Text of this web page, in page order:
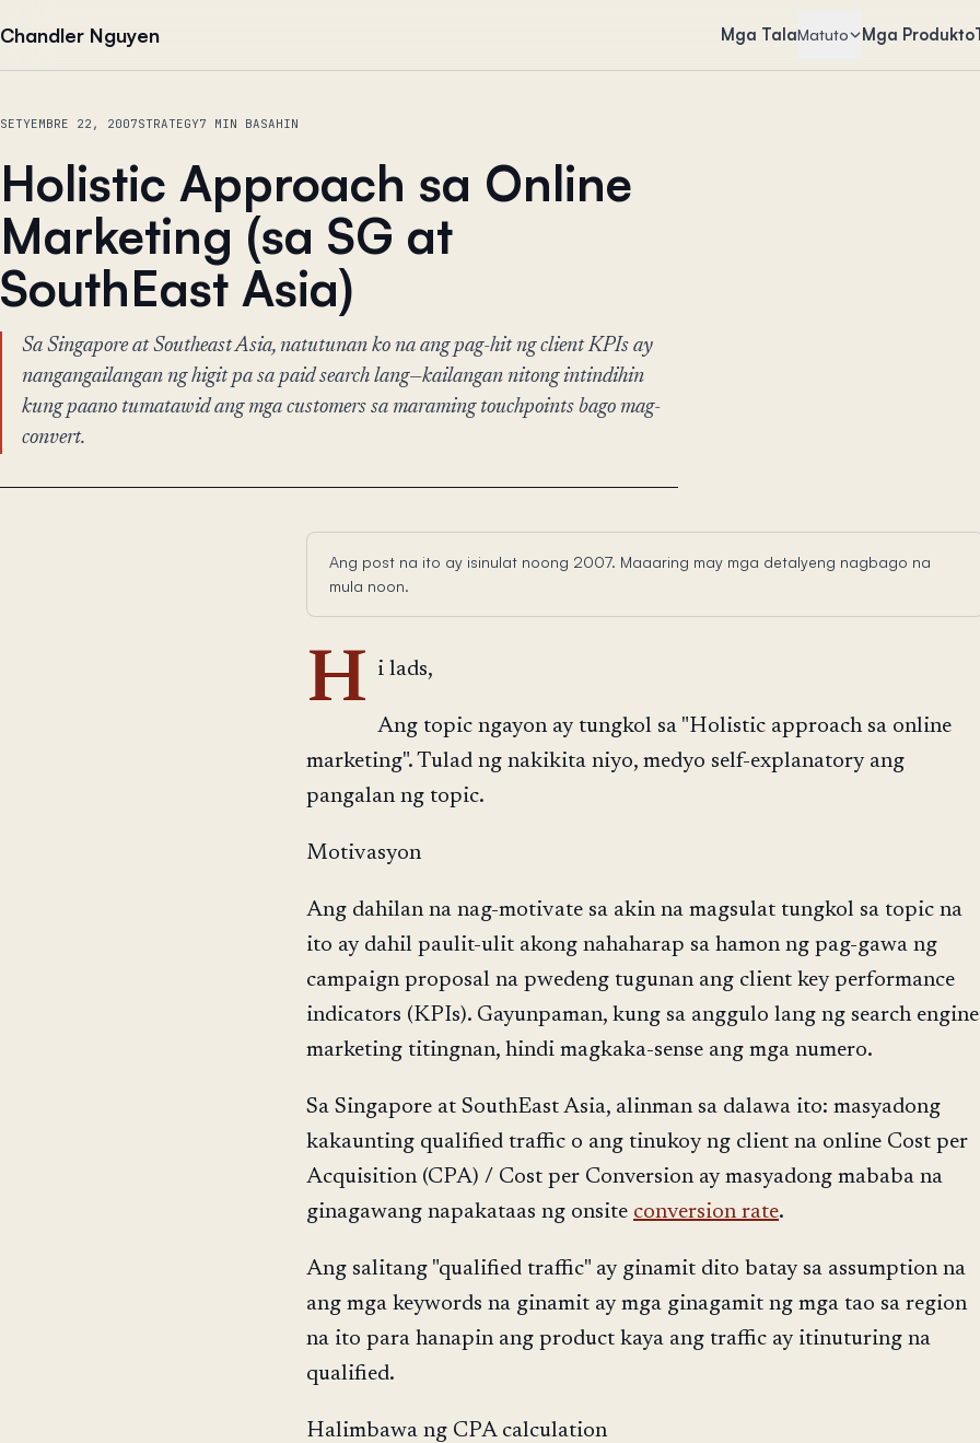
Chandler Nguyen Mga TalaMatuto Mga Produkto
SETYEMBRE 22, 2007STRATEGY7 MIN BASAHIN
Holistic Approach sa Online
Marketing (sa SG at
SouthEast Asia)
Sa Singapore at Southeast Asia, natutunan ko na ang pag-hit ng client KPIs ay
nangangailangan ng higit pa sa paid search lang—kailangan nitong intindihin
kung paano tumatawid ang mga customers sa maraming touchpoints bago mag-
convert.
Ang post na ito ay isinulat noong 2007. Maaaring may mga detalyeng nagbago na
mula noon.
H i lads,
Ang topic ngayon ay tungkol sa "Holistic approach sa online
marketing". Tulad ng nakikita niyo, medyo self-explanatory ang
pangalan ng topic.
Motivasyon
Ang dahilan na nag-motivate sa akin na magsulat tungkol sa topic na
ito ay dahil paulit-ulit akong nahaharap sa hamon ng pag-gawa ng
campaign proposal na pwedeng tugunan ang client key performance
indicators (KPIs). Gayunpaman, kung sa anggulo lang ng search engine
marketing titingnan, hindi magkaka-sense ang mga numero.
Sa Singapore at SouthEast Asia, alinman sa dalawa ito: masyadong
kakaunting qualified traffic o ang tinukoy ng client na online Cost per
Acquisition (CPA) / Cost per Conversion ay masyadong mababa na
ginagawang napakataas ng onsite conversion rate.
Ang salitang "qualified traffic" ay ginamit dito batay sa assumption na
ang mga keywords na ginamit ay mga ginagamit ng mga tao sa region
na ito para hanapin ang product kaya ang traffic ay itinuturing na
qualified.
Halimbawa ng CPA calculation